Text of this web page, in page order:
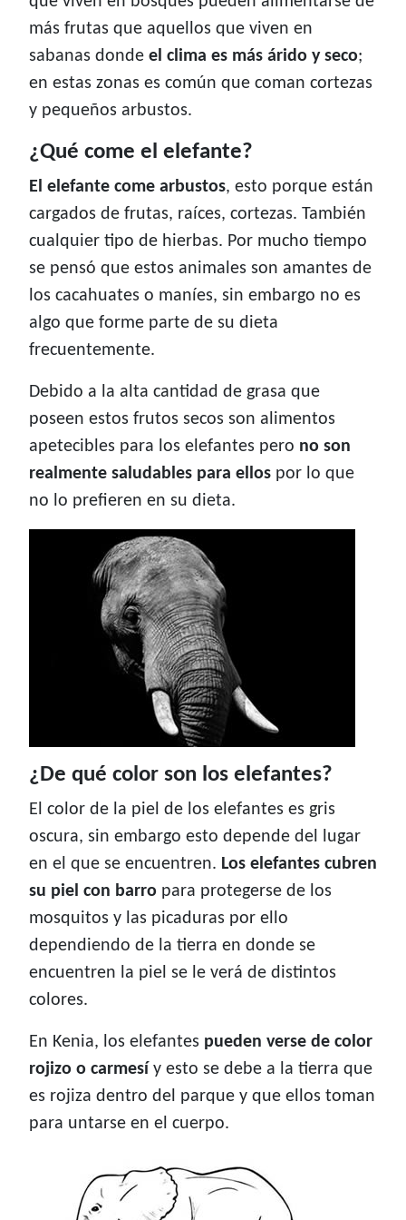
más frutas que aquellos que viven en
sabanas donde el clima es más árido y seco;
en estas zonas es común que coman cortezas
y pequeños arbustos.
¿Qué come el elefante?
El elefante come arbustos, esto porque están
cargados de frutas, raíces, cortezas. También
cualquier tipo de hierbas. Por mucho tiempo
se pensó que estos animales son amantes de
los cacahuates o maníes, sin embargo no es
algo que forme parte de su dieta
frecuentemente.
Debido a la alta cantidad de grasa que
poseen estos frutos secos son alimentos
apetecibles para los elefantes pero no son
realmente saludables para ellos por lo que
no lo prefieren en su dieta.
¿De qué color son los elefantes?
El color de la piel de los elefantes es gris
oscura, sin embargo esto depende del lugar
en el que se encuentren. Los elefantes cubren
su piel con barro para protegerse de los
mosquitos y las picaduras por ello
dependiendo de la tierra en donde se
encuentren la piel se le verá de distintos
colores.
En Kenia, los elefantes pueden verse de color
rojizo o carmesí y esto se debe a la tierra que
es rojiza dentro del parque y que ellos toman
para untarse en el cuerpo.